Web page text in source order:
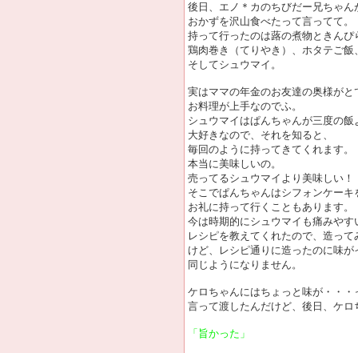
後日、エノ＊カのちびだー兄ちゃん
おかずを沢山食べたって言ってて。
持って行ったのは蕗の煮物ときんぴ
鶏肉巻き（てりやき）、ホタテご飯
そしてシュウマイ。
実はママの年金のお友達の奥様がと
お料理が上手なのでふ。
シュウマイはぱんちゃんが三度の飯
大好きなので、それを知ると、
毎回のように持ってきてくれます。
本当に美味しいの。
売ってるシュウマイより美味しい！
そこでぱんちゃんはシフォンケーキ
お礼に持って行くこともあります。
今は時期的にシュウマイも痛みやす
レシピを教えてくれたので、造って
けど、レシピ通りに造ったのに味が
同じようになりません。
ケロちゃんにはちょっと味が・・・
言って渡したんだけど、後日、ケロ
「旨かった」